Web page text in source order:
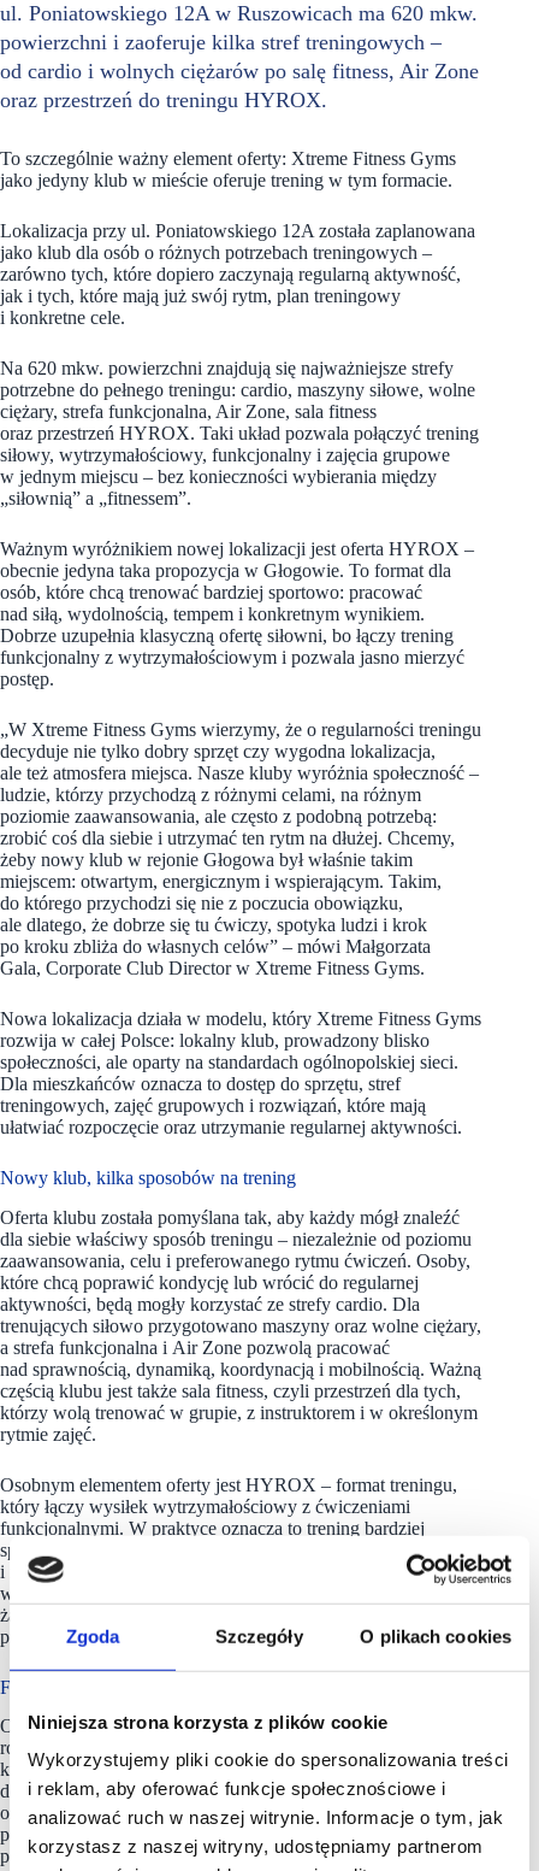
Zgoda Szczegóły O plikach cookies
Niniejsza strona korzysta z plików cookie
Wykorzystujemy pliki cookie do spersonalizowania treści
i reklam, aby oferować funkcje społecznościowe i
analizować ruch w naszej witrynie. Informacje o tym, jak
korzystasz z naszej witryny, udostępniamy partnerom
ul. Poniatowskiego 12A w Ruszowicach ma 620 mkw.
powierzchni i zaoferuje kilka stref treningowych –
od cardio i wolnych ciężarów po salę fitness, Air Zone
oraz przestrzeń do treningu HYROX.
To szczególnie ważny element oferty: Xtreme Fitness Gyms
jako jedyny klub w mieście oferuje trening w tym formacie.
Lokalizacja przy ul. Poniatowskiego 12A została zaplanowana
jako klub dla osób o różnych potrzebach treningowych –
zarówno tych, które dopiero zaczynają regularną aktywność,
jak i tych, które mają już swój rytm, plan treningowy
i konkretne cele.
Na 620 mkw. powierzchni znajdują się najważniejsze strefy
potrzebne do pełnego treningu: cardio, maszyny siłowe, wolne
ciężary, strefa funkcjonalna, Air Zone, sala fitness
oraz przestrzeń HYROX. Taki układ pozwala połączyć trening
siłowy, wytrzymałościowy, funkcjonalny i zajęcia grupowe
w jednym miejscu – bez konieczności wybierania między
„siłownią” a „fitnessem”.
Ważnym wyróżnikiem nowej lokalizacji jest oferta HYROX –
obecnie jedyna taka propozycja w Głogowie. To format dla
osób, które chcą trenować bardziej sportowo: pracować
nad siłą, wydolnością, tempem i konkretnym wynikiem.
Dobrze uzupełnia klasyczną ofertę siłowni, bo łączy trening
funkcjonalny z wytrzymałościowym i pozwala jasno mierzyć
postęp.
„W Xtreme Fitness Gyms wierzymy, że o regularności treningu
decyduje nie tylko dobry sprzęt czy wygodna lokalizacja,
ale też atmosfera miejsca. Nasze kluby wyróżnia społeczność –
ludzie, którzy przychodzą z różnymi celami, na różnym
poziomie zaawansowania, ale często z podobną potrzebą:
zrobić coś dla siebie i utrzymać ten rytm na dłużej. Chcemy,
żeby nowy klub w rejonie Głogowa był właśnie takim
miejscem: otwartym, energicznym i wspierającym. Takim,
do którego przychodzi się nie z poczucia obowiązku,
ale dlatego, że dobrze się tu ćwiczy, spotyka ludzi i krok
po kroku zbliża do własnych celów” – mówi Małgorzata
Gala, Corporate Club Director w Xtreme Fitness Gyms.
Nowa lokalizacja działa w modelu, który Xtreme Fitness Gyms
rozwija w całej Polsce: lokalny klub, prowadzony blisko
społeczności, ale oparty na standardach ogólnopolskiej sieci.
Dla mieszkańców oznacza to dostęp do sprzętu, stref
treningowych, zajęć grupowych i rozwiązań, które mają
ułatwiać rozpoczęcie oraz utrzymanie regularnej aktywności.
Nowy klub, kilka sposobów na trening
Oferta klubu została pomyślana tak, aby każdy mógł znaleźć
dla siebie właściwy sposób treningu – niezależnie od poziomu
zaawansowania, celu i preferowanego rytmu ćwiczeń. Osoby,
które chcą poprawić kondycję lub wrócić do regularnej
aktywności, będą mogły korzystać ze strefy cardio. Dla
trenujących siłowo przygotowano maszyny oraz wolne ciężary,
a strefa funkcjonalna i Air Zone pozwolą pracować
nad sprawnością, dynamiką, koordynacją i mobilnością. Ważną
częścią klubu jest także sala fitness, czyli przestrzeń dla tych,
którzy wolą trenować w grupie, z instruktorem i w określonym
rytmie zajęć.
Osobnym elementem oferty jest HYROX – format treningu,
który łączy wysiłek wytrzymałościowy z ćwiczeniami
funkcjonalnymi. W praktyce oznacza to trening bardziej
sportowy, nastawiony na kondycję, siłę, powtarzalność
i mierzalny postęp. W Głogowie jest to szczególnie istotny
wyróżnik nowego klubu Xtreme Fitness Gyms, ponieważ
żadna inna lokalna siłownia nie oferuje obecnie takiej
propozycji.
Fitness bliżej codzienności
Otwarcieklubuw rejonie Głogowa wpisuje się w sposób
rozwoju
które mają być wygodne dla mieszkańców i łatwe
do połączenia z codziennymi obowiązkami. W praktyce
oznacza to klub, do którego można przyjechać przed pracą,
po pracy, przy okazji zakupów albo wtedy, gdy w planie dnia
pojawia się wolna godzina.